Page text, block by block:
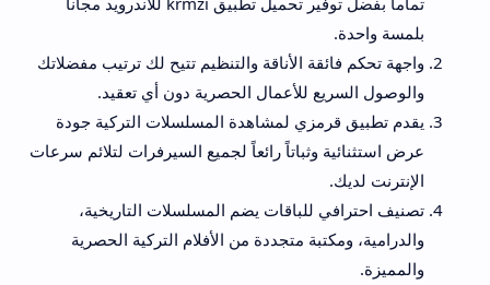
بلمسة واحدة.
واجهة تحكم فائقة الأناقة والتنظيم تتيح لك ترتيب مفضلاتك
والوصول السريع للأعمال الحصرية دون أي تعقيد.
يقدم تطبيق قرمزي لمشاهدة المسلسلات التركية جودة
عرض استثنائية وثباتاً رائعاً لجميع السيرفرات لتلائم سرعات
الإنترنت لديك.
تصنيف احترافي للباقات يضم المسلسلات التاريخية،
والدرامية، ومكتبة متجددة من الأفلام التركية الحصرية
والمميزة.